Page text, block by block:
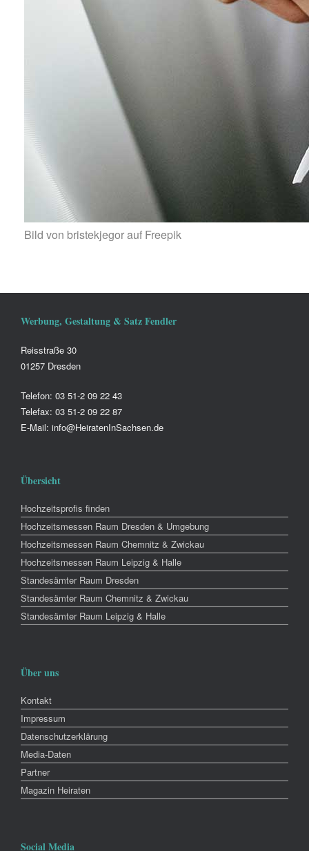
Bild von bristekjegor auf Freepik
Werbung, Gestaltung & Satz Fendler
Reisstraße 30
01257 Dresden
Telefon: 03 51-2 09 22 43
Telefax: 03 51-2 09 22 87
E-Mail: info@HeiratenInSachsen.de
Übersicht
Hochzeitsprofis finden
Hochzeitsmessen Raum Dresden & Umgebung
Hochzeitsmessen Raum Chemnitz & Zwickau
Hochzeitsmessen Raum Leipzig & Halle
Standesämter Raum Dresden
Standesämter Raum Chemnitz & Zwickau
Standesämter Raum Leipzig & Halle
Über uns
Kontakt
Impressum
Datenschutzerklärung
Media-Daten
Partner
Magazin Heiraten
Social Media